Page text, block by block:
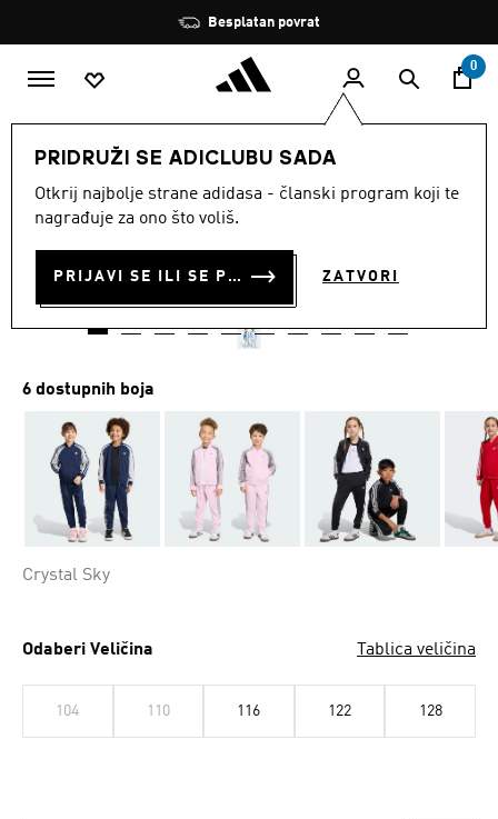
Zaustavi
rotaciju
Besplatan povrat
0
PRIDRUŽI SE ADICLUBU SADA
Otkrij najbolje strane adidasa - članski program koji te
nagrađuje za ono što voliš.
PRIJAVI SE ILI SE PRIDRUŽI SADA ZATVORI
Odjeća
TRENIRKA SST
€ 42.00
36.00 Posljednja najniža cijena
Originalna cijena
Cijena umanjena od
€ 60.00za
6 dostupnih boja
Crystal Sky
Odaberi Veličina Tablica veličina
104 110 116 122 128